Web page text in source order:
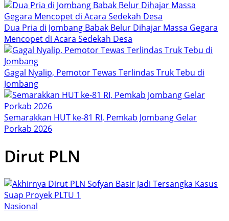
Dua Pria di Jombang Babak Belur Dihajar Massa Gegara
Mencopet di Acara Sedekah Desa
Gagal Nyalip, Pemotor Tewas Terlindas Truk Tebu di
Jombang
Semarakkan HUT ke-81 RI, Pemkab Jombang Gelar
Porkab 2026
Dirut PLN
Nasional